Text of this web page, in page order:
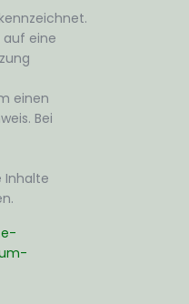
auf eine
einen
Bei
Inhalte